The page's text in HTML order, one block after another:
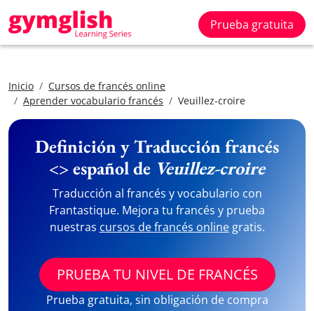
Prueba gratuita
Inicio
Cursos de francés online
Aprender vocabulario francés
Veuillez-croire
Definición y Traducción francés
<> español de Veuillez-croire
Traducción al francés y vocabulario con
Frantastique. Mejora tu francés y prueba
nuestras cursos de francés onlinegratis.
PRUEBA TU NIVEL DE FRANCÉS
Prueba gratuita, sin obligación de compra